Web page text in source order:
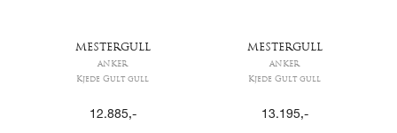
MESTERGULL
ANKER
Kjede Gult gull
12.885,-
MESTERGULL
ANKER
Kjede Gult gull
13.195,-